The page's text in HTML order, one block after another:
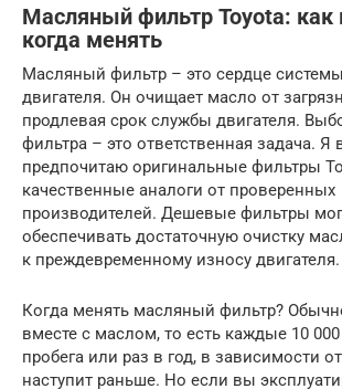
Масляный фильтр Toyota: как
когда менять
Масляный фильтр – это сердце
двигателя. Он очищает масло от
продлевая срок службы двигателя.
фильтра – это ответственная задача. Я
предпочитаю оригинальные фильтры
качественные аналоги от проверенных
производителей. Дешевые фильтры
обеспечивать достаточную очистку
к преждевременному износу двигателя.
Когда менять масляный фильтр?
вместе с маслом, то есть каждые 10
пробега или раз в год, в зависимости
наступит раньше. Но если вы